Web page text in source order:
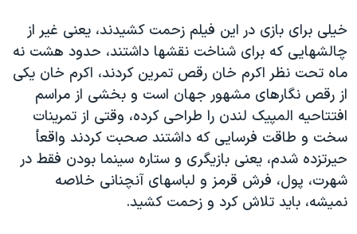
خیلی برای بازی در این فیلم زحمت کشیدند، یعنی غیر از
چالشهایی که برای شناخت نقشها داشتند، حدود هشت نه
ماه تحت نظر اکرم خان رقص تمرین کردند، اکرم خان یکی
از رقص نگارهای مشهور جهان است و بخشی از مراسم
افتتاحیه المپیک لندن را طراحی کرده، وقتی از تمرینات
سخت و طاقت فرسایی که داشتند صحبت کردند واقعأ
حیرتزده شدم، یعنی بازیگری و ستاره سینما بودن فقط در
شهرت، پول، فرش قرمز و لباسهای آنچنانی خلاصه
نمیشه، باید تلاش کرد و زحمت کشید.